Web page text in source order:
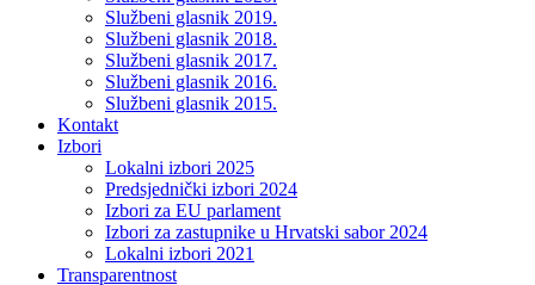
Službeni glasnik 2019.
Službeni glasnik 2018.
Službeni glasnik 2017.
Službeni glasnik 2016.
Službeni glasnik 2015.
Kontakt
Izbori
Lokalni izbori 2025
Predsjednički izbori 2024
Izbori za EU parlament
Izbori za zastupnike u Hrvatski sabor 2024
Lokalni izbori 2021
Transparentnost